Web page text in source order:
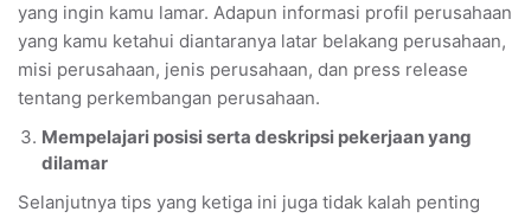
yang ingin kamu lamar. Adapun informasi profil perusahaan
yang kamu ketahui diantaranya latar belakang perusahaan,
misi perusahaan, jenis perusahaan, dan press release
tentang perkembangan perusahaan.
Mempelajari posisi serta deskripsi pekerjaan yang
dilamar
Selanjutnya tips yang ketiga ini juga tidak kalah penting